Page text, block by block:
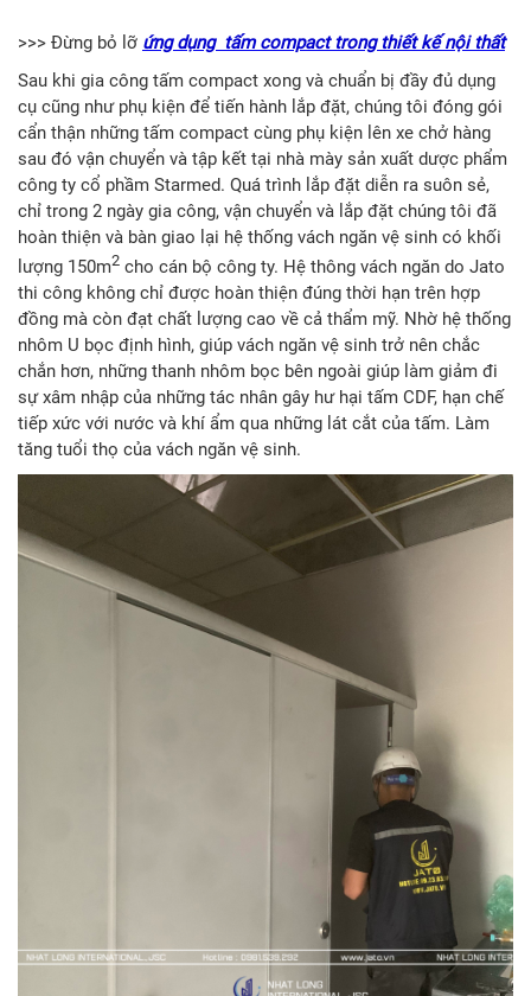
>>> Đừng bỏ lỡ ứng dụng tấm compact trong thiết kế nội thất
Sau khi gia công tấm compact xong và chuẩn bị đầy đủ dụng
cụ cũng như phụ kiện để tiến hành lắp đặt, chúng tôi đóng gói
cẩn thận những tấm compact cùng phụ kiện lên xe chở hàng
sau đó vận chuyển và tập kết tại nhà mày sản xuất dược phẩm
công ty cổ phầm Starmed. Quá trình lắp đặt diễn ra suôn sẻ,
chỉ trong 2 ngày gia công, vận chuyển và lắp đặt chúng tôi đã
hoàn thiện và bàn giao lại hệ thống vách ngăn vệ sinh có khối
lượng 150m2 cho cán bộ công ty. Hệ thông vách ngăn do Jato
thi công không chỉ được hoàn thiện đúng thời hạn trên hợp
đồng mà còn đạt chất lượng cao về cả thẩm mỹ. Nhờ hệ thống
nhôm U bọc định hình, giúp vách ngăn vệ sinh trở nên chắc
chắn hơn, những thanh nhôm bọc bên ngoài giúp làm giảm đi
sự xâm nhập của những tác nhân gây hư hại tấm CDF, hạn chế
tiếp xức với nước và khí ẩm qua những lát cắt của tấm. Làm
tăng tuổi thọ của vách ngăn vệ sinh.